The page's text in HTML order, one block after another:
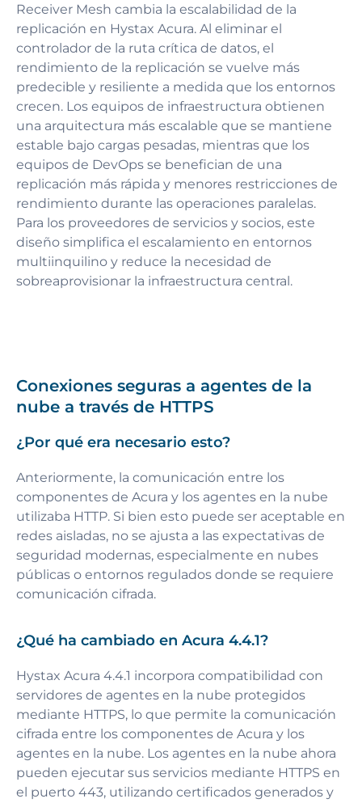
Receiver Mesh cambia la escalabilidad de la
replicación en Hystax Acura. Al eliminar el
controlador de la ruta crítica de datos, el
rendimiento de la replicación se vuelve más
predecible y resiliente a medida que los entornos
crecen. Los equipos de infraestructura obtienen
una arquitectura más escalable que se mantiene
estable bajo cargas pesadas, mientras que los
equipos de DevOps se benefician de una
replicación más rápida y menores restricciones de
rendimiento durante las operaciones paralelas.
Para los proveedores de servicios y socios, este
diseño simplifica el escalamiento en entornos
multiinquilino y reduce la necesidad de
sobreaprovisionar la infraestructura central.
Conexiones seguras a agentes de la
nube a través de HTTPS
¿Por qué era necesario esto?
Anteriormente, la comunicación entre los
componentes de Acura y los agentes en la nube
utilizaba HTTP. Si bien esto puede ser aceptable en
redes aisladas, no se ajusta a las expectativas de
seguridad modernas, especialmente en nubes
públicas o entornos regulados donde se requiere
comunicación cifrada.
¿Qué ha cambiado en Acura 4.4.1?
Hystax Acura 4.4.1 incorpora compatibilidad con
servidores de agentes en la nube protegidos
mediante HTTPS, lo que permite la comunicación
cifrada entre los componentes de Acura y los
agentes en la nube. Los agentes en la nube ahora
pueden ejecutar sus servicios mediante HTTPS en
el puerto 443, utilizando certificados generados y